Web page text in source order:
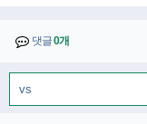
댓글0개